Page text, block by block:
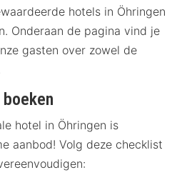
hotels in Öhringen
Onderaan de pagina vind je
gasten over zowel de
hotel in Öhringen is
aanbod! Volg deze checklist